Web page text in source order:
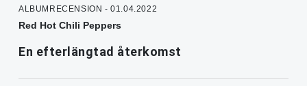
ALBUMRECENSION - 01.04.2022
Red Hot Chili Peppers
En efterlängtad återkomst